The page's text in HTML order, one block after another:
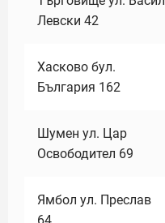
Левски 42
Хасково бул.
България 162
Шумен ул. Цар
Освободител 69
Ямбол ул. Преслав